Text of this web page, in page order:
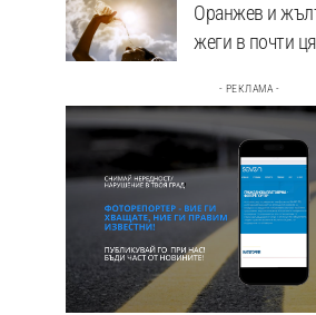
Оранжев и
жеги в почти
- РЕКЛАМА -